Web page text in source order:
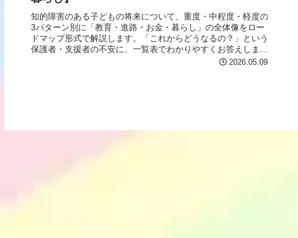
知的障害のある子どもの将来について、重度・中程度・軽度の
3パターン別に「教育・進路・お金・暮らし」の全体像をロー
ドマップ形式で解説します。「これからどうなるの？」という
保護者・支援者の不安に、一覧表でわかりやすくお答えしま
2026.05.09